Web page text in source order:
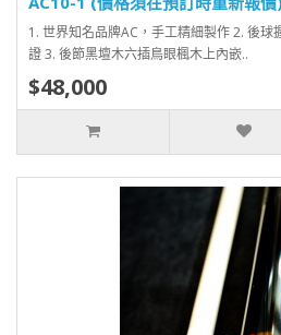
1. 世界知名品牌AC，手工精細製作 2. 後
證 3. 後節黑壇木六插鳥眼楓木上內嵌..
$48,000